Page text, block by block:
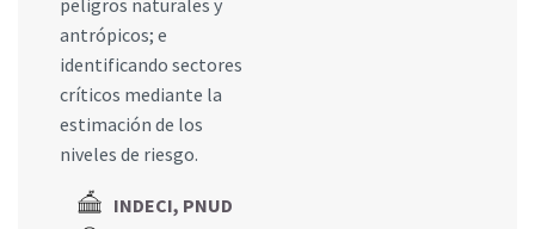
peligros naturales y
antrópicos; e
identificando sectores
críticos mediante la
estimación de los
niveles de riesgo.
INDECI, PNUD